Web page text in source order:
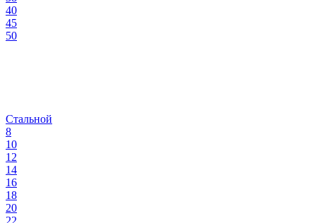
40
45
50
Стальной
8
10
12
14
16
18
20
22